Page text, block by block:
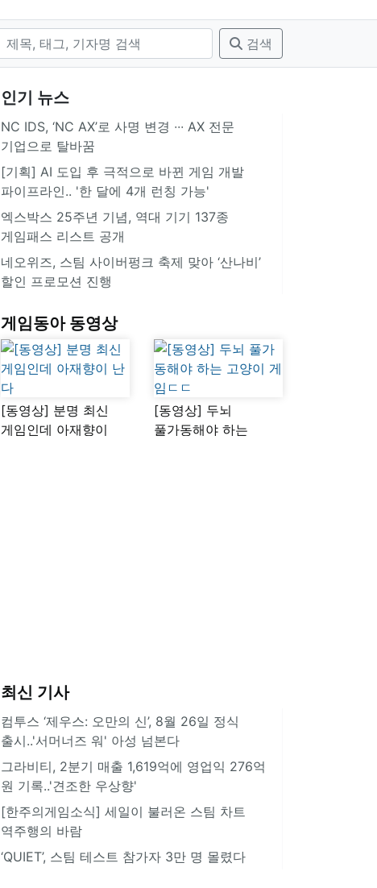
검색
인기 뉴스
NC IDS, ‘NC AX’로 사명 변경 ∙∙∙ AX 전문
기업으로 탈바꿈
[기획] AI 도입 후 극적으로 바뀐 게임 개발
파이프라인.. '한 달에 4개 런칭 가능'
엑스박스 25주년 기념, 역대 기기 137종
게임패스 리스트 공개
네오위즈, 스팀 사이버펑크 축제 맞아 ‘산나비’
할인 프로모션 진행
게임동아 동영상
[동영상] 분명 최신
게임인데 아재향이
[동영상] 두뇌
풀가동해야 하는
최신 기사
컴투스 ‘제우스: 오만의 신’, 8월 26일 정식
출시..'서머너즈 워' 아성 넘본다
그라비티, 2분기 매출 1,619억에 영업익 276억
원 기록..'견조한 우상향'
[한주의게임소식] 세일이 불러온 스팀 차트
역주행의 바람
‘QUIET’, 스팀 테스트 참가자 3만 명 몰렸다